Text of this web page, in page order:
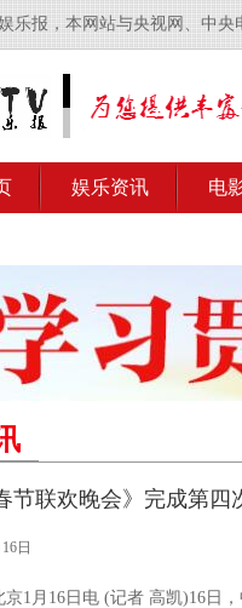
乐报，本网站与央视网、中央
娱乐资讯 电
节联欢晚会》完成第四
日
月16日电 (记者 高凯)16日，